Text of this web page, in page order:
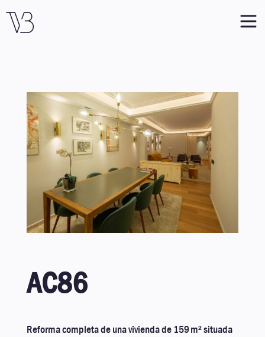
AC86
Reforma completa de una vivienda de 159 m² situada